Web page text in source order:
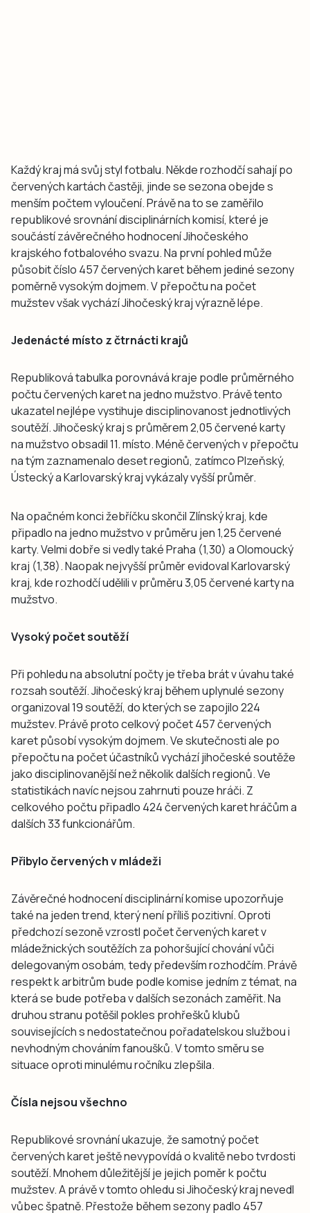
Každý kraj má svůj styl fotbalu. Někde rozhodčí sahají po
červených kartách častěji, jinde se sezona obejde s
menším počtem vyloučení. Právě na to se zaměřilo
republikové srovnání disciplinárních komisí, které je
součástí závěrečného hodnocení Jihočeského
krajského fotbalového svazu. Na první pohled může
působit číslo 457 červených karet během jediné sezony
poměrně vysokým dojmem. V přepočtu na počet
mužstev však vychází Jihočeský kraj výrazně lépe.
Jedenácté místo z čtrnácti krajů
Republiková tabulka porovnává kraje podle průměrného
počtu červených karet na jedno mužstvo. Právě tento
ukazatel nejlépe vystihuje disciplinovanost jednotlivých
soutěží. Jihočeský kraj s průměrem 2,05 červené karty
na mužstvo obsadil 11. místo. Méně červených v přepočtu
na tým zaznamenalo deset regionů, zatímco Plzeňský,
Ústecký a Karlovarský kraj vykázaly vyšší průměr.
Na opačném konci žebříčku skončil Zlínský kraj, kde
připadlo na jedno mužstvo v průměru jen 1,25 červené
karty. Velmi dobře si vedly také Praha (1,30) a Olomoucký
kraj (1,38). Naopak nejvyšší průměr evidoval Karlovarský
kraj, kde rozhodčí udělili v průměru 3,05 červené karty na
mužstvo.
Vysoký počet soutěží
Při pohledu na absolutní počty je třeba brát v úvahu také
rozsah soutěží. Jihočeský kraj během uplynulé sezony
organizoval 19 soutěží, do kterých se zapojilo 224
mužstev. Právě proto celkový počet 457 červených
karet působí vysokým dojmem. Ve skutečnosti ale po
přepočtu na počet účastníků vychází jihočeské soutěže
jako disciplinovanější než několik dalších regionů. Ve
statistikách navíc nejsou zahrnuti pouze hráči. Z
celkového počtu připadlo 424 červených karet hráčům a
dalších 33 funkcionářům.
Přibylo červených v mládeži
Závěrečné hodnocení disciplinární komise upozorňuje
také na jeden trend, který není příliš pozitivní. Oproti
předchozí sezoně vzrostl počet červených karet v
mládežnických soutěžích za pohoršující chování vůči
delegovaným osobám, tedy především rozhodčím. Právě
respekt k arbitrům bude podle komise jedním z témat, na
která se bude potřeba v dalších sezonách zaměřit. Na
druhou stranu potěšil pokles prohřešků klubů
souvisejících s nedostatečnou pořadatelskou službou i
nevhodným chováním fanoušků. V tomto směru se
situace oproti minulému ročníku zlepšila.
Čísla nejsou všechno
Republikové srovnání ukazuje, že samotný počet
červených karet ještě nevypovídá o kvalitě nebo tvrdosti
soutěží. Mnohem důležitější je jejich poměr k počtu
mužstev. A právě v tomto ohledu si Jihočeský kraj nevedl
vůbec špatně. Přestože během sezony padlo 457